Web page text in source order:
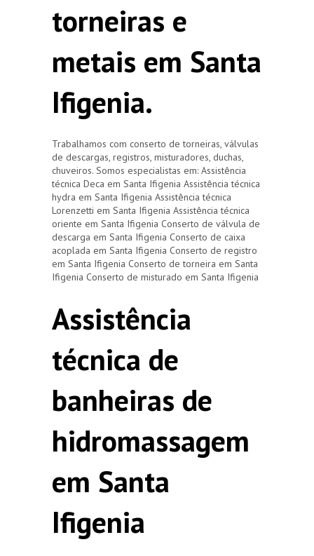
torneiras e
metais em Santa
Ifigenia.
Trabalhamos com conserto de torneiras, válvulas
de descargas, registros, misturadores, duchas,
chuveiros. Somos especialistas em: Assistência
técnica Deca em Santa Ifigenia Assistência técnica
hydra em Santa Ifigenia Assistência técnica
Lorenzetti em Santa Ifigenia Assistência técnica
oriente em Santa Ifigenia Conserto de válvula de
descarga em Santa Ifigenia Conserto de caixa
acoplada em Santa Ifigenia Conserto de registro
em Santa Ifigenia Conserto de torneira em Santa
Ifigenia Conserto de misturado em Santa Ifigenia
Assistência
técnica de
banheiras de
hidromassagem
em Santa
Ifigenia